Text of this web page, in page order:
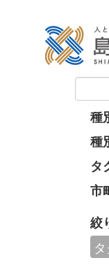
種
種
タ
市
絞